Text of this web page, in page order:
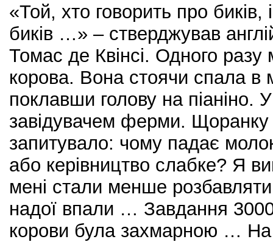
«Той, хто говорить про биків,
биків …» – стверджував
Томас де Квінсі. Одного разу
корова. Вона стоячи спала в
поклавши голову на піаніно.
завідувачем ферми. Щоранку
запитувало: чому падає
або керівництво слабке? Я
мені стали менше
надої впали … Завдання 3000
корови була захмарною …